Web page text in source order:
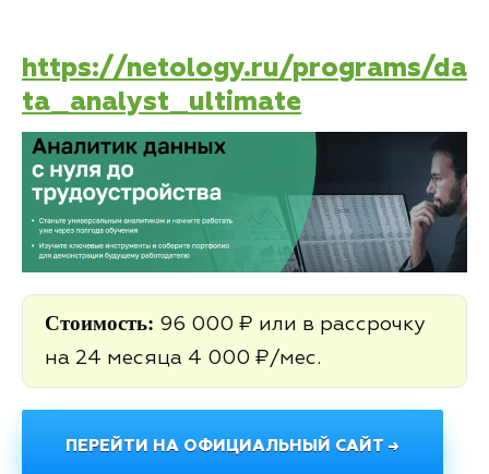
https://netology.ru/programs/da
ta_analyst_ultimate
Стоимость: 96 000 ₽ или в рассрочку
на 24 месяца 4 000 ₽/мес.
ПЕРЕЙТИ НА ОФИЦИАЛЬНЫЙ САЙТ →